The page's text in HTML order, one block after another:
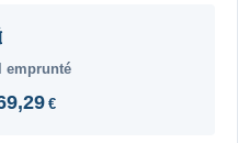
emprunté
€